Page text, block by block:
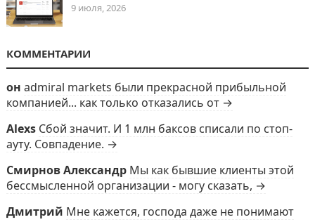
9 июля, 2026
КОММЕНТАРИИ
он admiral markets были прекрасной прибыльной
компанией... как только отказались от →
Alexs Сбой значит. И 1 млн баксов списали по стоп-
ауту. Совпадение. →
Смирнов Александр Мы как бывшие клиенты этой
бессмысленной организации - могу сказать, →
Дмитрий Мне кажется, господа даже не понимают